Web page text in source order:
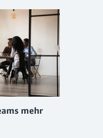
mehr